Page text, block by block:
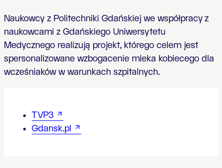
Naukowcy z Politechniki Gdańskiej we współpracyz
naukowcami z Gdańskiego Uniwersytetu
Medycznego realizują projekt, którego celem jest
spersonalizowane wzbogacenie mleka kobiecego dla
wcześniaków w warunkach szpitalnych.
TVP3
Gdansk.pl